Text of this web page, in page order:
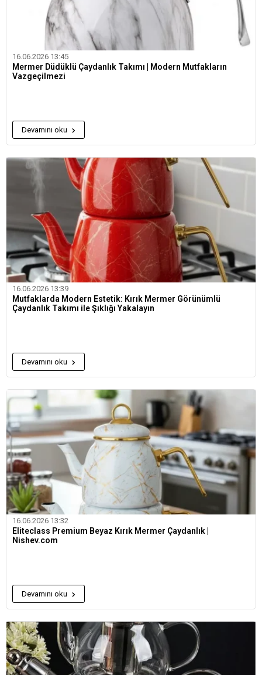
16.06.2026 13:45
Mermer Düdüklü Çaydanlık Takımı | Modern Mutfakların
Vazgeçilmezi
Devamını oku
16.06.2026 13:39
Mutfaklarda Modern Estetik: Kırık Mermer Görünümlü
Çaydanlık Takımı ile Şıklığı Yakalayın
Devamını oku
16.06.2026 13:32
Eliteclass Premium Beyaz Kırık Mermer Çaydanlık |
Nishev.com
Devamını oku